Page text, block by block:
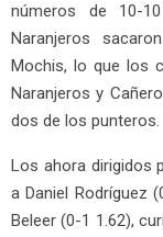
números de 10-
Naranjeros
Mochis, lo que los
Naranjeros y
dos de los punteros.
Los ahora dirigidos
a Daniel Rodríguez
Beleer (0-1 1.62),